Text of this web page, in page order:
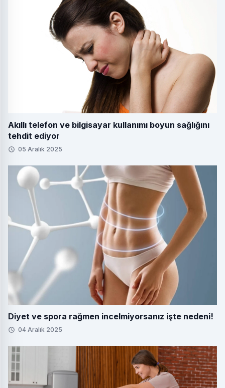
Akıllı telefon ve bilgisayar kullanımı boyun sağlığını
tehdit ediyor
05 Aralık 2025
Diyet ve spora rağmen incelmiyorsanız işte nedeni!
04 Aralık 2025